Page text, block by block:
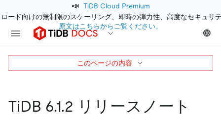
📣 TiDB Cloud Premium
ード向けの無制限のスケーリング、即時の弾力性、高度なセキュリ
原文はこちらからご覧ください。
TiDB 6.1.2 リリースノート
このページの内容